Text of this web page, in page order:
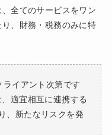
全てのサービスをワン
、財務・税務のみに特
イアント次第です
適宜相互に連携する
、新たなリスクを発